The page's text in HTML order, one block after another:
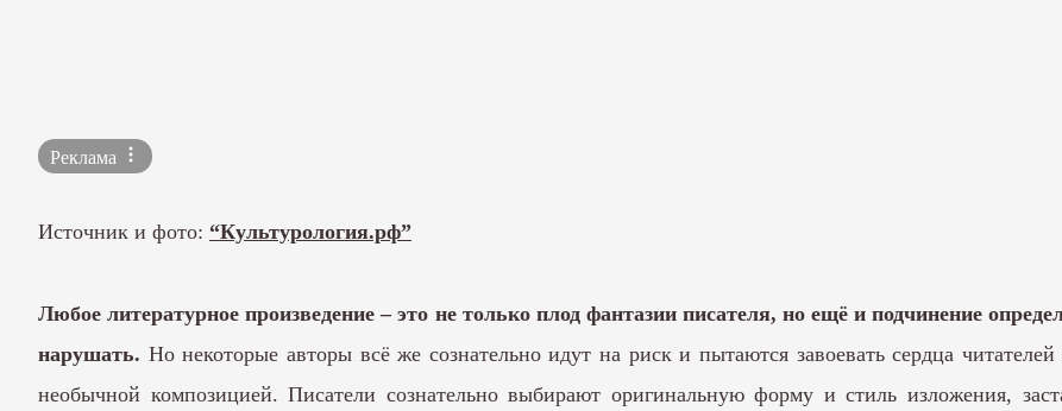
Реклама
Источник и фото: “Культурология.рф”
Любое литературное произведение – это не только плод фантазии писателя, но ещё и подчинение
нарушать. Но некоторые авторы всё же сознательно идут на риск и пытаются завоевать сердца
необычной композицией. Писатели сознательно выбирают оригинальную форму и стиль изложения,